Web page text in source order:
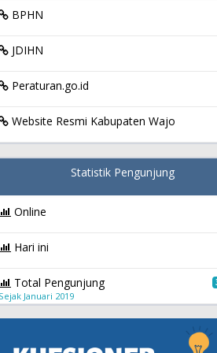
BPHN
JDIHN
Peraturan.go.id
Website Resmi Kabupaten Wajo
Statistik Pengunjung
Online
Hari ini
Total Pengunjung
Januari 2019